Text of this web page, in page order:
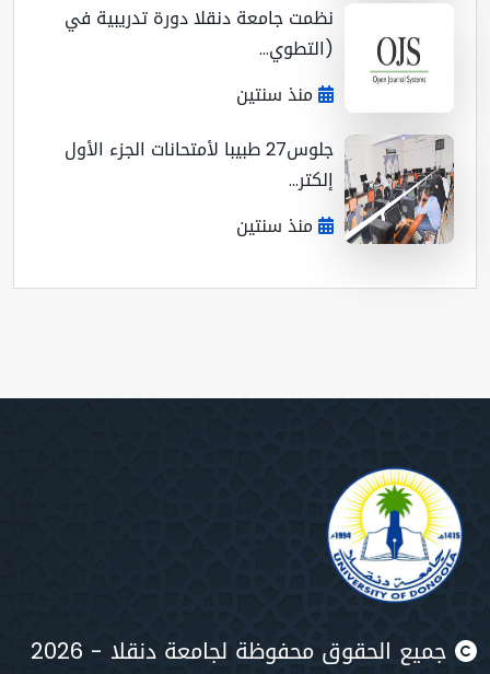
نظمت جامعة دنقلا دورة تدريبية في
(التطوي...
منذ سنتين
جلوس27 طبيبا لأمتحانات الجزء الأول
إلكتر...
منذ سنتين
الحقوق محفوظة لجامعة دنقلا - 2026